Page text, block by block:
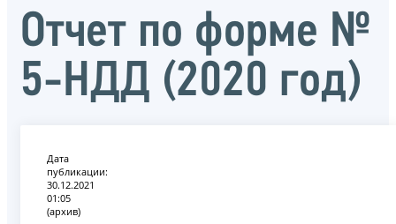
Отчет по форме №
5-НДД (2020 год)
Дата
публикации:
30.12.2021
01:05
(архив)